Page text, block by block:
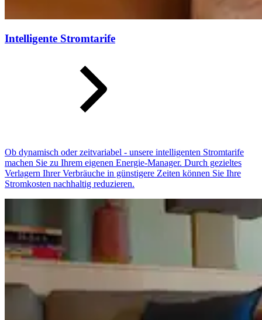
Intelligente Stromtarife
Ob dynamisch oder zeitvariabel - unsere intelligenten Stromtarife
machen Sie zu Ihrem eigenen Energie-Manager. Durch gezieltes
Verlagern Ihrer Verbräuche in günstigere Zeiten können Sie Ihre
Stromkosten nachhaltig reduzieren.